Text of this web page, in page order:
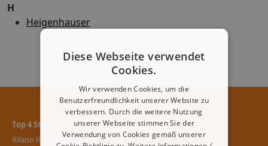
H
Heigenhauser
Top 4 Sterne Hotels
Rilano Resort Steinplatte
Diese Webseite verwendet
Cookies.
Wir verwenden Cookies, um die
Benutzerfreundlichkeit unserer Website zu
verbessern. Durch die weitere Nutzung
unserer Webseite stimmen Sie der
Verwendung von Cookies gemäß unserer